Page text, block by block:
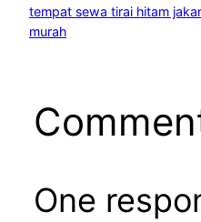
tempat sewa tirai hitam
murah
One